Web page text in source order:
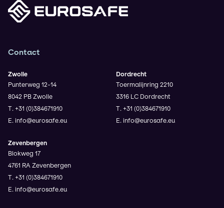
Contact
Zwolle
Punterweg 12-14
8042 PB Zwolle
T. +31 (0)384671910
E. info@eurosafe.eu
Zevenbergen
Blokweg 17
4761 RA Zevenbergen
T. +31 (0)384671910
E. info@eurosafe.eu
Dordrecht
Toermalijnring 2210
3316 LC Dordrecht
T. +31 (0)384671910
E. info@eurosafe.eu